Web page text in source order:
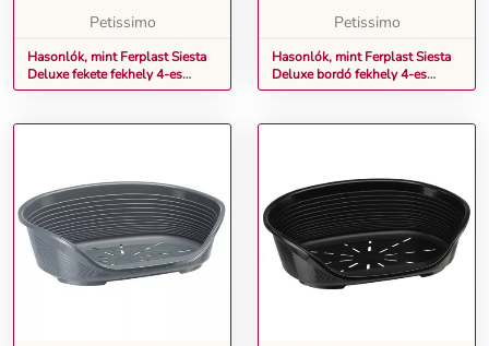
Petissimo
Hasonlók, mint Ferplast Siesta
Deluxe fekete fekhely 4-es
(70204936)
Petissimo
Hasonlók, mint Ferplast Siesta
Deluxe bordó fekhely 4-es
(70204929)